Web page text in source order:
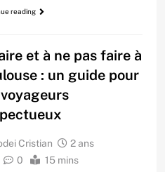
reading
et à ne pas faire à
: un guide pour
Cristian
2 ans
0 15 mins